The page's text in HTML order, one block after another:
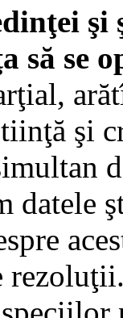
şi
să se
şi
datele